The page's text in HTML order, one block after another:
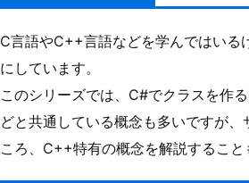
C言語やC++言語などを学んではいる
にしています。
このシリーズでは、C#でクラスを作
どと共通している概念も多いですが
ころ、C++特有の概念を解説すること